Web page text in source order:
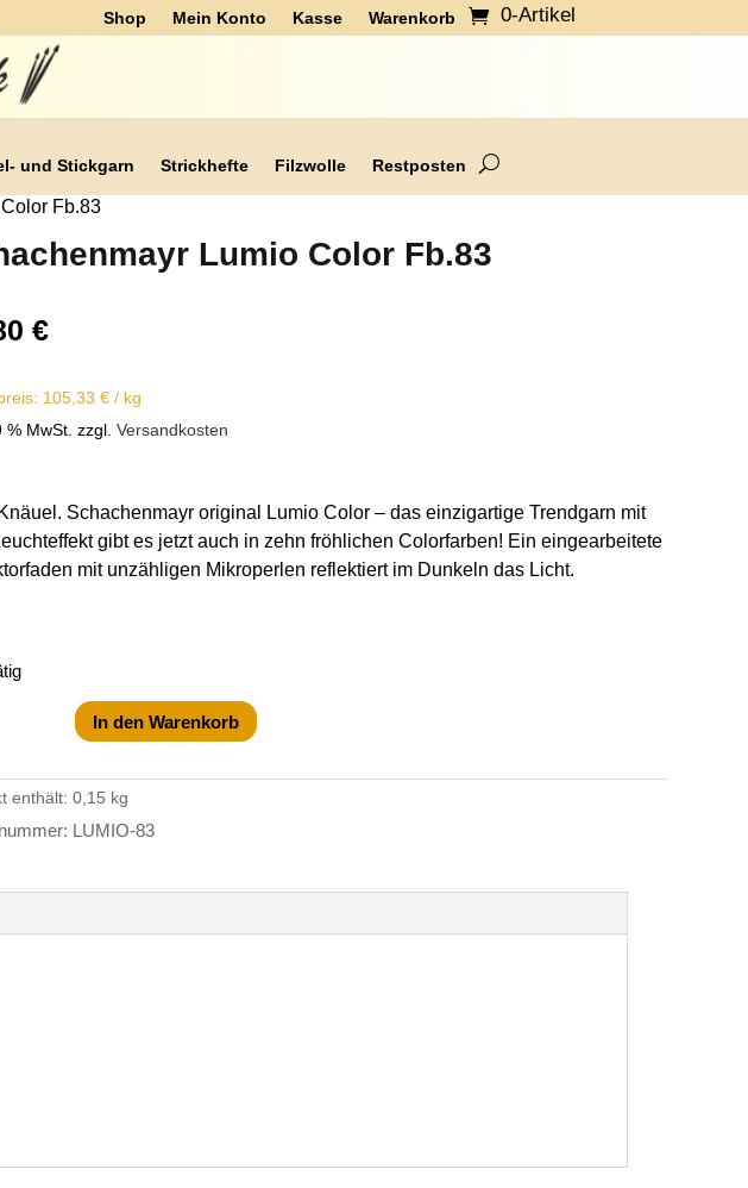
Shop Mein Konto Kasse Warenkorb 0-Artikel
und Stickgarn Strickhefte Filzwolle Restposten
Fb.83
Lumio Color Fb.83
€
105,33 € / kg
% MwSt. zzgl. Versandkosten
Schachenmayr original Lumio Color – das einzigartige Trendgarn mit
gibt es jetzt auch in zehn fröhlichen Colorfarben! Ein eingearbeitete
mit unzähligen Mikroperlen reflektiert im Dunkeln das Licht.
In den Warenkorb
enthält: 0,15 kg
LUMIO-83